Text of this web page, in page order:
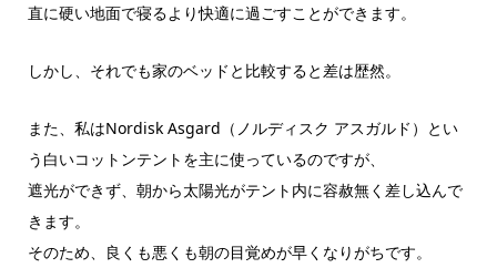
直に硬い地面で寝るより快適に過ごすことができます。
しかし、それでも家のベッドと比較すると差は歴然。
また、私はNordisk Asgard（ノルディスク アスガルド）とい
う白いコットンテントを主に使っているのですが、
遮光ができず、朝から太陽光がテント内に容赦無く差し込んで
きます。
そのため、良くも悪くも朝の目覚めが早くなりがちです。